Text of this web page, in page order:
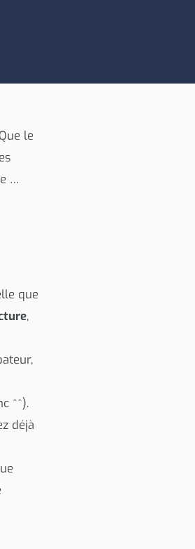
le
…
que
,
^^).
déjà